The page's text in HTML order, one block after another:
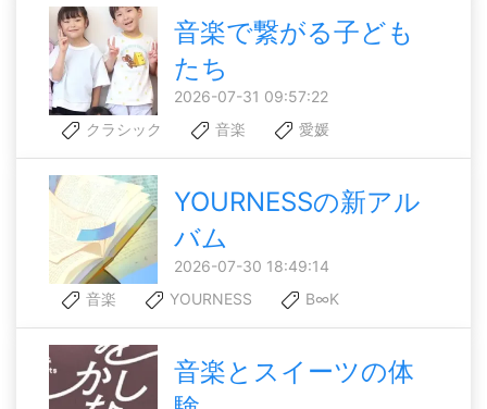
音楽で繋がる子ども
たち
2026-07-31 09:57:22
クラシック
音楽 愛媛
YOURNESSの新アル
バム
2026-07-30 18:49:14
音楽
YOURNESS B∞K
音楽とスイーツの体